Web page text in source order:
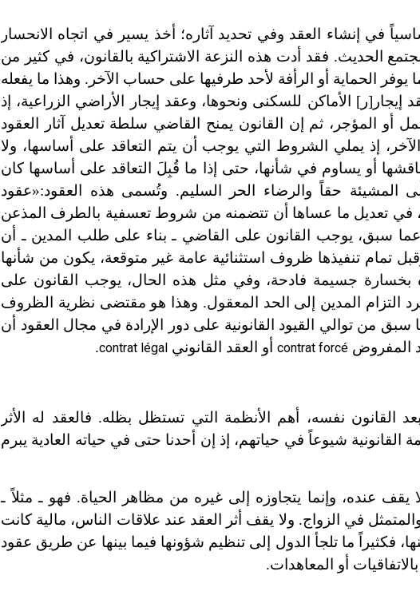
في إنشاء العقد وفي تحديد آثاره؛ أخذ يسير في اتجاه الانحسار
الحديث. فقد أدت هذه النزعة الاشتراكية بالقانون، في كثير من
يوفر الحماية أو الرأفة لأحد طرفيها على حساب الآخر. وهذا ما يفعله
الأماكن للسكنى ونحوها، وعقد إيجار الأراضي الزراعية، إذ
المؤجر، ثم إن القانون يمنح القاضي سلطة تعديل آثار العقود
إذ يملي الشروط التي يوجب أن يتم التعاقد على أساسها، ولا
أو يساوم في شأنها، حتى إذا ما قُبِلَ التعاقد على أساسها كان
المشيئة حقاً والرضاء الحر السليم. وتُسمى هذه العقود:«عقود
في تعديل ما عساها أن تتضمنه من شروط تعسفية بالطرف المذعن
عما سبق، يوجب القانون على القاضي ـ بناء على طلب المدين ـ أن
تمام تنفيذها ظروف استثنائية عامة غير متوقعة، يكون من شأنها
بخسارة جسيمة فادحة، وفي مثل هذه الحال، يوجب القانون على
التزام المدين إلى الحد المعقول. وهذا هو مقتضى نظرية الظروف
من توالي القيود القانونية على دور الإرادة في مجال العقود أن
المفروض contrat forcé أو العقد القانوني contrat légal
.
القانون نفسه، أهم الأنظمة التي تستظل بظله. فالعقد له الأثر
القانونية شيوعاً في حياتهم، إذ إن أحدنا حتى في حياته العادية يبرم
عنده، وإنما يتجاوزه إلى غيره من مظاهر الحياة. فهو ـ مثلاً ـ
في الزواج. ولا يقف أثر العقد عند علاقات الناس، مالية كانت
فكثيراً ما تلجأ الدول إلى تنظيم شؤونها فيما بينها عن طريق عقود
أو المعاهدات.